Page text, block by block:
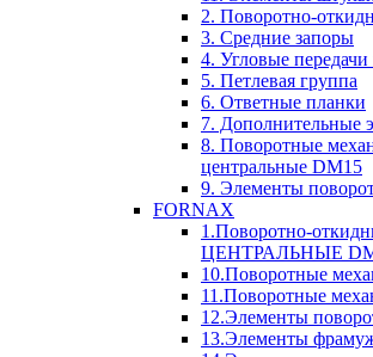
2. Поворотно-
3. Средние запоры
4. Угловые
5. Петлевая группа
6. Ответные планки
7. Дополнительные
8. Поворотные
центральные DM15
9. Элементы
FORNAX
1.Поворотно-
ЦЕНТРАЛЬНЫЕ
10.Поворотные
11.Поворотные
12.Элементы
13.Элементы